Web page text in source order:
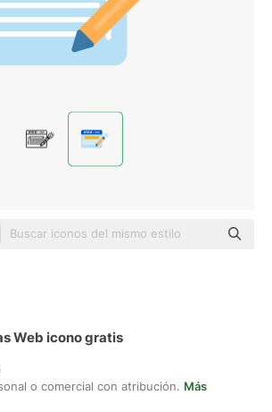
fill
Web icono gratis
o comercial con atribución. Más